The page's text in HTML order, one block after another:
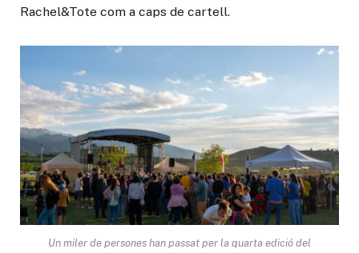
Rachel&Tote com a caps de cartell.
Un miler de persones han passat per la quarta edició del